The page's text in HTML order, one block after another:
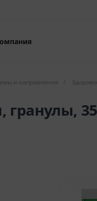
и направления /
гранулы,